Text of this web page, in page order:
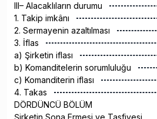
III– Alacaklıların durumu
1. Takip imkânı
2. Sermayenin azaltılması
3. İflas
a) Şirketin iflası
b) Komanditelerin sorumluluğu
c) Komanditerin iflası
4. Takas
DÖRDÜNCÜ BÖLÜM